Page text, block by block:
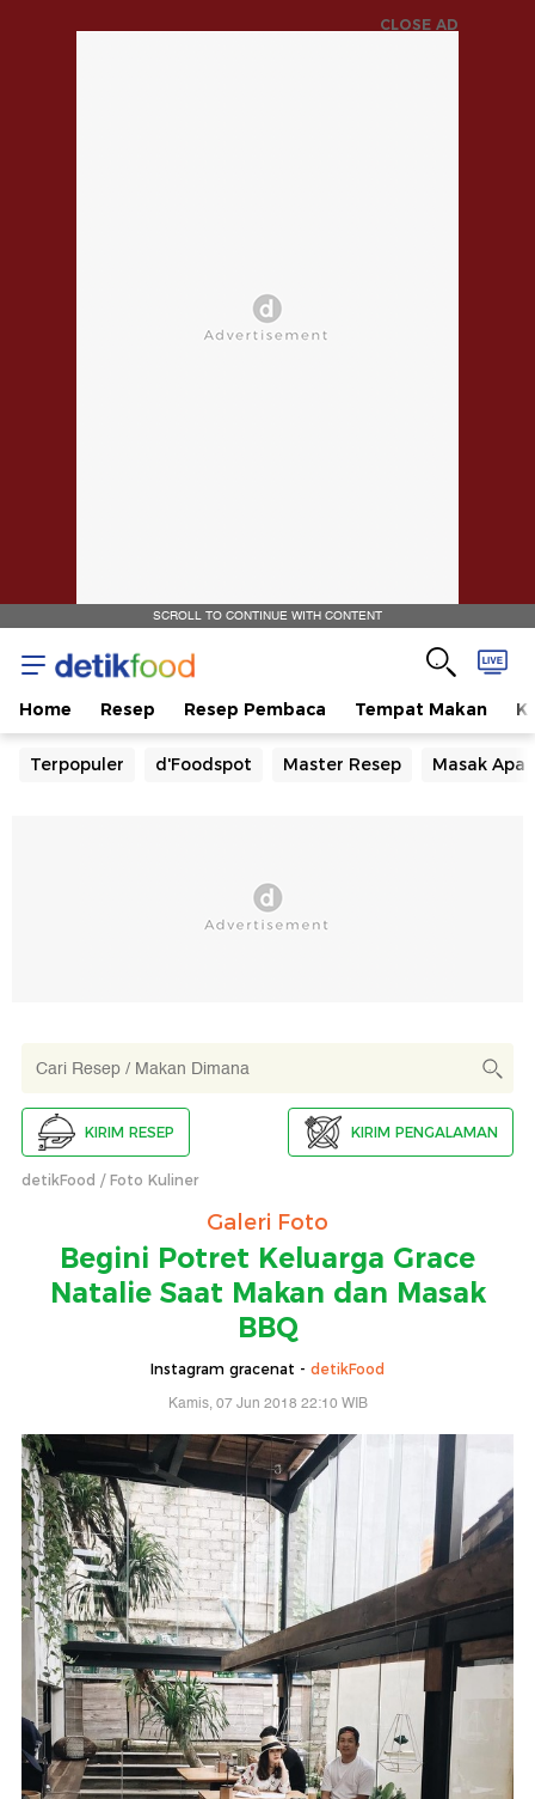
CLOSE AD
SCROLL TO CONTINUE WITH CONTENT
Home Resep Resep Pembaca Tempat Makan
Terpopuler d'Foodspot Master Resep Masak Apa
KIRIM RESEP KIRIM PENGALAMAN
detikFood Foto Kuliner
Galeri Foto
Begini Potret Keluarga Grace
Natalie Saat Makan dan Masak
BBQ
Instagram gracenat - detikFood
Kamis, 07 Jun 2018 22:10 WIB